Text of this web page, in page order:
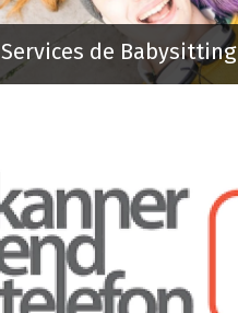
Services de Babysitting